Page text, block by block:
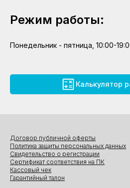
Режим работы:
Понедельник - пятница, 10:00-
Калькулятор
Договор публичной оферты
Политика защиты персональных данных
Свидетельство о регистрации
Сертификат соответствия на ПК
Кассовый чек
Гарантийный талон